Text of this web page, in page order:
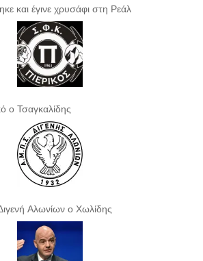
και έγινε χρυσάφι στη Ρεάλ
ο Τσαγκαλίδης
Αλωνίων ο Χωλίδης